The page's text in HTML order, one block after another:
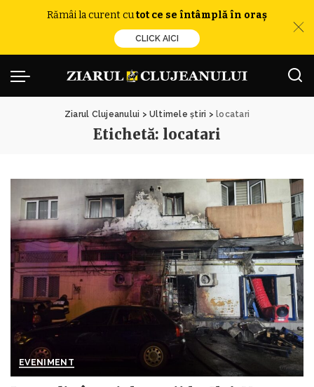
Rămâi la curent cutot ce se întâmplă în oraș
CLICK AICI
Ziarul Clujeanului >Ultimele știri >locatari
Etichetă: locatari
EVENIMENT